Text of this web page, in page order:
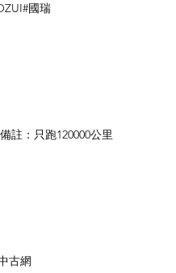
國瑞
註：只跑120000公里
古網